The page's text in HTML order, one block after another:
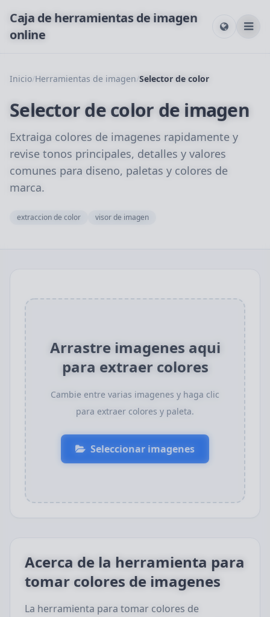
Caja de herramientas de imagen
online
Inicio/Herramientas de imagen/Selector de color
Selector de color de imagen
Extraiga colores de imagenes rapidamente y
revise tonos principales, detalles y valores
comunes para diseno, paletas y colores de
marca.
extraccion de color visor de imagen
Arrastre imagenes aqui
para extraer colores
Cambie entre varias imagenes y haga clic
para extraer colores y paleta.
Seleccionar imagenes
Acerca de la herramienta para
tomar colores de imagenes
La herramienta para tomar colores de